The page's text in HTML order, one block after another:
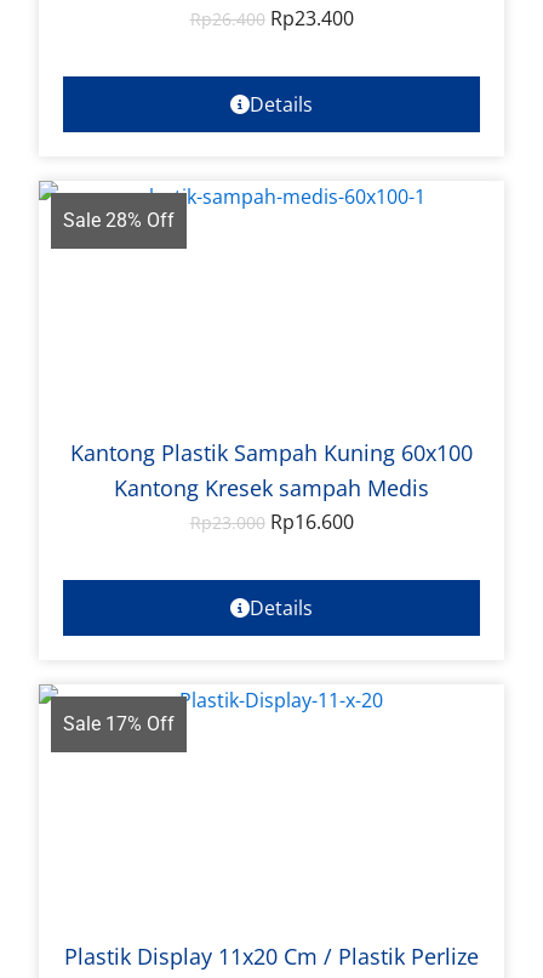
Rp26.400 Rp23.400
Details
Sale 28% Off
Kantong Plastik Sampah Kuning 60x100
Kantong Kresek sampah Medis
Rp23.000 Rp16.600
Details
Sale 17% Off
Plastik Display 11x20 Cm / Plastik Perlize